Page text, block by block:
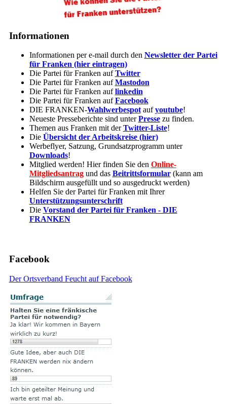
Informationen
Informationen per e-mail durch den Newsletter der Partei
für Franken (hier eintragen)
Die Partei für Franken aufTwitter
Die Partei für Franken aufMastodon
Die Partei für Franken auflinkedin
Die Partei für Franken aufFacebook
DIE FRANKEN-Wahlwerbespotaufyoutube!
Neueste Presseberichte sind unterPressezu finden.
Themen aus Franken mit derTwitter-Liste!
Die Übersicht der Arbeitskreise (hier)
Werbeflyer, Satzung, Grundsatzprogramm unter
Downloads!
Mitglied werden! Hier finden Sie den Online-
Mitgliedsantragund das Beitrittsformular(kann am
Bildschirm ausgefüllt und so ausgedruckt werden)
Helfen Sie der Partei für Franken mit Ihrer
Unterstützungsunterschrift
Die Vorstand der Partei für Franken - DIE
FRANKEN
Facebook
Der Ortsverband Feucht auf Facebook